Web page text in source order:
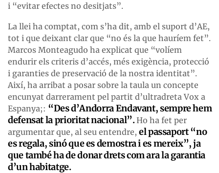
i “evitar efectes no desitjats”.
La llei ha comptat, com s’ha dit, amb el suport d’AE,
tot i que deixant clar que “no és la que hauríem fet”.
Marcos Monteagudo ha explicat que “volíem
endurir els criteris d’accés, més exigència, protecció
i garanties de preservació de la nostra identitat”.
Així, ha arribat a posar sobre la taula un concepte
encunyat darrerament pel partit d’ultradreta Vox a
Espanya;: “Des d’Andorra Endavant, sempre hem
defensat la prioritat nacional”.Ho ha fet per
argumentar que, al seu entendre, el passaport “no
es regala, sinó que es demostra i es mereix”, ja
que també ha de donar drets com ara la garantia
d’un habitatge.